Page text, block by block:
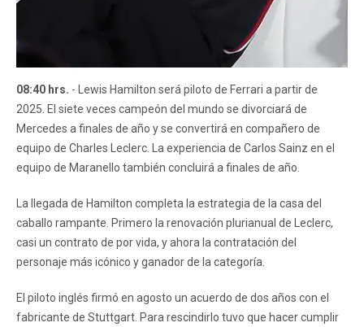
08:40 hrs. - Lewis Hamilton será piloto de Ferrari a partir de
2025. El siete veces campeón del mundo se divorciará de
Mercedes a finales de año y se convertirá en compañero de
equipo de Charles Leclerc. La experiencia de Carlos Sainz en el
equipo de Maranello también concluirá a finales de año.
La llegada de Hamilton completa la estrategia de la casa del
caballo rampante. Primero la renovación plurianual de Leclerc,
casi un contrato de por vida, y ahora la contratación del
personaje más icónico y ganador de la categoría.
El piloto inglés firmó en agosto un acuerdo de dos años con el
fabricante de Stuttgart. Para rescindirlo tuvo que hacer cumplir